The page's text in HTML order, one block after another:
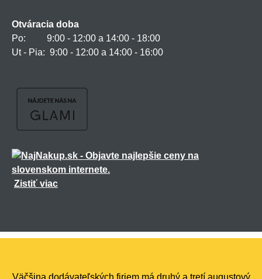
Otváracia doba
Po: 9:00 - 12:00 a 14:00 - 18:00
Ut - Pia: 9:00 - 12:00 a 14:00 - 16:00
Zistiť viac
realizácia Shean.cz
Väčšina dodávateľských firiem má druhý a tretí augustový